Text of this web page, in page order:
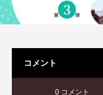
コメント
0 コメント